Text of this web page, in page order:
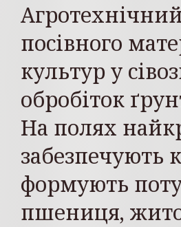
посівного
культур у
обробіток
На полях
забезпечують
формують
пшениця,